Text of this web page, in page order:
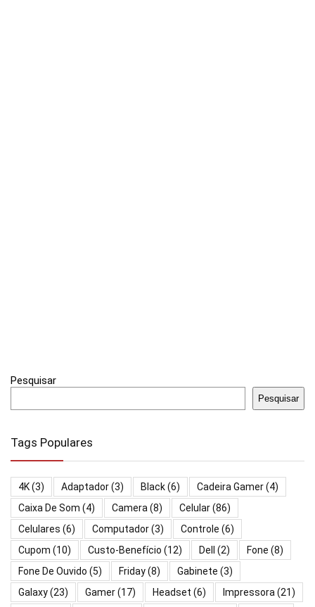
Pesquisar
Pesquisar
Tags Populares
4K(3) Adaptador(3) Black(6) Cadeira Gamer(4)
Caixa De Som (4) Camera (8) Celular(86)
Celulares (6) Computador(3) Controle (6)
Cupom (10) Custo-Benefício (12) Dell (2) Fone (8)
Fone De Ouvido (5) Friday(8) Gabinete (3)
Galaxy(23) Gamer(17) Headset (6) Impressora (21)